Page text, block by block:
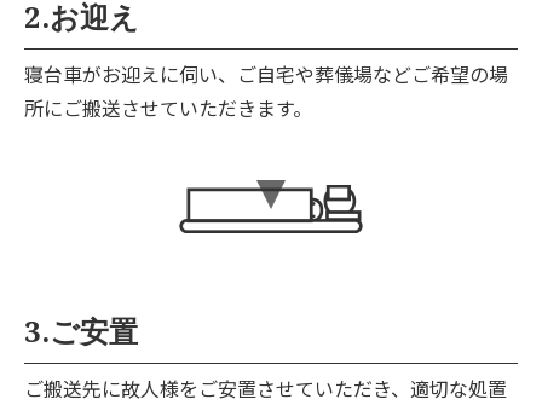
2.お迎え
寝台車がお迎えに伺い、ご自宅や葬儀場などご希望の場
所にご搬送させていただきます。
3.ご安置
ご搬送先に故人様をご安置させていただき、適切な処置